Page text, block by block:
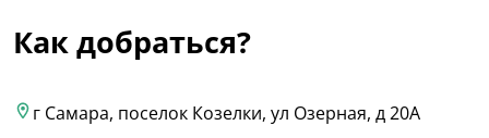
Как добраться?
г Самара, поселок Козелки, ул Озерная, д 20А